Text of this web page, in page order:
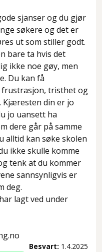
sjanser og du gjør
søkere og det er
ut som stiller godt.
bare ta hvis det
ikke noe gøy, men
Du kan få
frustrasjon, tristhet og
Kjæresten din er jo
jo uansett ha
dere går på samme
alltid kan søke skolen
ikke skulle komme
tenk at du kommer
sannsynligvis er
deg.
lagt ved under
Besvart: 1.4.2025